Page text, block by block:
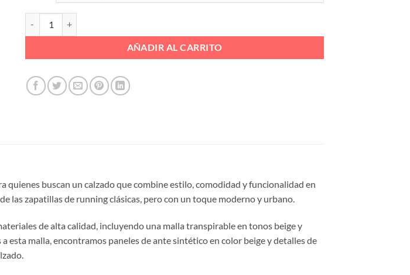
AÑADIR AL CARRITO
quienes buscan un calzado que combine estilo, comodidad y funcionalidad en
las zapatillas de running clásicas, pero con un toque moderno y urbano.
de alta calidad, incluyendo una malla transpirable en tonos beige y
esta malla, encontramos paneles de ante sintético en color beige y detalles de